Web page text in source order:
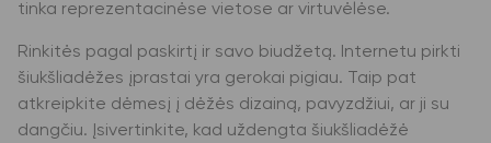
tinka reprezentacinėse vietose ar virtuvėlėse.
Rinkitės pagal paskirtį ir savo biudžetą. Internetu pirkti
šiukšliadėžes įprastai yra gerokai pigiau. Taip pat
atkreipkite dėmesį į dėžės dizainą, pavyzdžiui, ar ji su
dangčiu. Įsivertinkite, kad uždengta šiukšliadėžė